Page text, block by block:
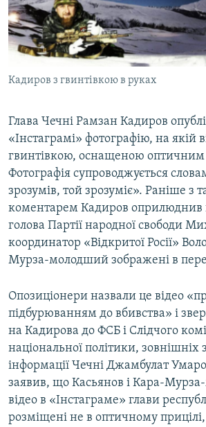
СВІДЧЕННЯ ОКУПАЦІЇ
УКРАЇНСЬКА ПРОБЛЕМА КРИМУ
ІНФОГРАФІКА
Qırımtatar
ДОЛУЧАЙСЯ!
Усі сайти RFE/RL
Кадиров з гвинтівкою в руках
Глава Чечні Рамзан Кадиров
«Інстаграмі» фотографію, на якій
гвинтівкою, оснащеною оптичним
Фотографія супроводжується
зрозумів, той зрозуміє». Раніше з
коментарем Кадиров оприлюднив
голова Партії народної свободи
координатор «Відкритої Росії»
Мурза-молодший зображені в
Опозиціонери назвали це відео
підбурюванням до вбивства» і
на Кадирова до ФСБ і Слідчого
національної політики, зовнішніх
інформації Чечні Джамбулат
заявив, що Касьянов і Кара-
відео в «Інстаграме» глави
розміщені не в оптичному